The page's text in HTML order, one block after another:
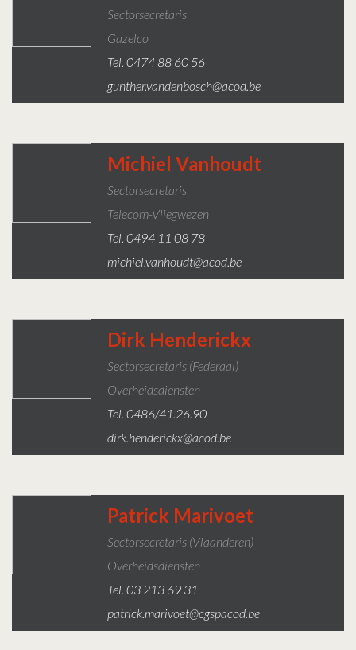
Sectorsecretaris
Gazelco
Tel. 0474 88 60 56
gunther.vandenbosch@acod.be
Michiel Vanhoudt
Sectorsecretaris
Telecom-Vliegwezen
Tel. 0494 11 08 78
michiel.vanhoudt@acod.be
Dirk Henderickx
Sectorsecretaris (federaal)
Overheidsdiensten
Tel. 0486/41.26.90
dirk.henderickx@acod.be
Patrick Marivoet
Sectorsecretaris (Vlaanderen)
Overheidsdiensten
Tel. 03 213 69 31
patrick.marivoet@cgspacod.be